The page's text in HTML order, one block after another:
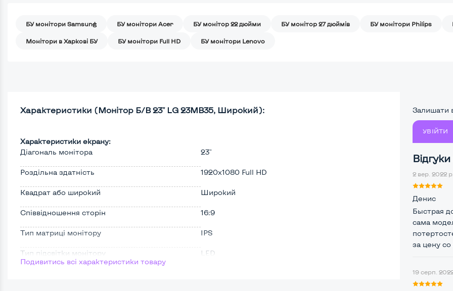
БУ монітори Samsung БУ монітори Acer БУ монітор 22 дюйми БУ монітор 27 дюймів БУ монітори Philips
Монітори в Харкові БУ БУ монітори Full HD БУ монітори Lenovo
Характеристики (Монітор Б/В 23" LG 23MB35, Широкий):
Характеристики екрану:
Діагональ монітора
23"
Роздільна здатність 1920x1080 Full HD
Квадрат або широкий Широкий
Співвідношення сторін 16:9
Тип матриці монітору IPS
Тип підсвітки монітору LED
Подивитись всі характеристики товару
Залишати
УВІЙТИ
2 вер. 2022 р.
Денис
Быстрая
сама
за цену
19 серп.